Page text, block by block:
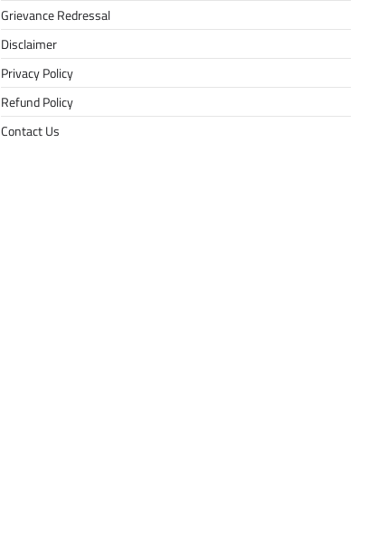
Grievance Redressal
Disclaimer
Privacy Policy
Refund Policy
Contact Us